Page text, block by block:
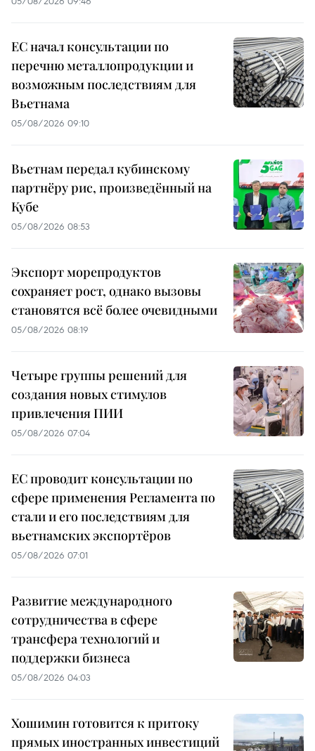
ЕС начал консультации по
перечню металлопродукции и
возможным последствиям для
Вьетнама
05/08/2026 09:10
Вьетнам передал кубинскому
партнёру рис, произведённый на
Кубе
05/08/2026 08:53
Экспорт морепродуктов
сохраняет рост, однако вызовы
становятся всё более очевидными
05/08/2026 08:19
Четыре группы решений для
создания новых стимулов
привлечения ПИИ
05/08/2026 07:04
ЕС проводит консультации по
сфере применения Регламента по
стали и его последствиям для
вьетнамских экспортёров
05/08/2026 07:01
Развитие международного
сотрудничества в сфере
трансфера технологий и
поддержки бизнеса
05/08/2026 04:03
Хошимин готовится к притоку
прямых иностранных инвестиций